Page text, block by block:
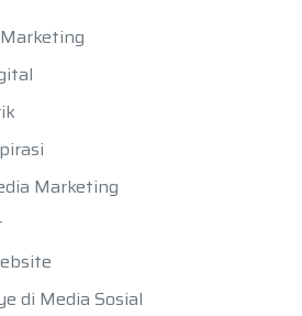
Marketing
di Media Sosial